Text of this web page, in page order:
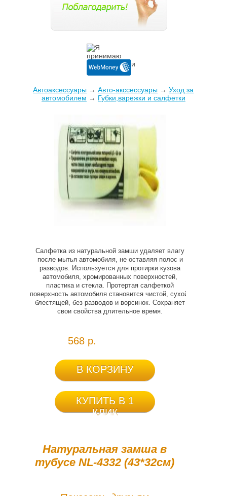
Автоаксессуары →Авто-акссессуары →Уход за
автомобилем → Губки,варежки и салфетки
Натуральная замша в
тубусе NL-4332 (43*32см)
Салфетка из натуральной замши удаляет влагу
после мытья автомобиля, не оставляя полос и
разводов. Используется для протирки кузова
автомобиля, хромированных поверхностей,
пластика и стекла. Протертая салфеткой
поверхность автомобиля становится чистой, сухой,
блестящей, без разводов и ворсинок. Сохраняет
свои свойства длительное время.
568 р.
В КОРЗИНУ
КУПИТЬ В 1
КЛИК